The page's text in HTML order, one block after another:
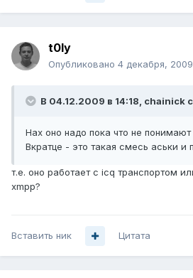
t0ly
Опубликовано 4 декабря, 2009
В 04.12.2009 в 14:18, chainick
Нах оно надо пока что не
Вкратце - это такая смесь аськи и
т.е. оно работает с icq транспортом
xmpp?
Вставить ник Цитата